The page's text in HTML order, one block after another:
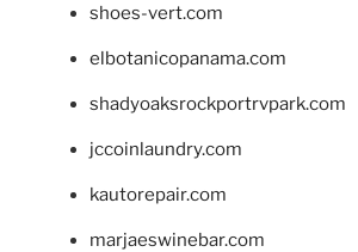
shoes-vert.com
elbotanicopanama.com
shadyoaksrockportrvpark.com
jccoinlaundry.com
kautorepair.com
marjaeswinebar.com